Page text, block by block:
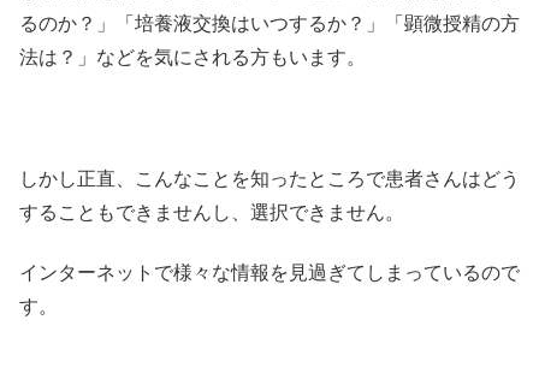
るのか？」「培養液交換はいつするか？」「顕微授精の方
法は？」などを気にされる方もいます。
しかし正直、こんなことを知ったところで患者さんはどう
することもできませんし、選択できません。
インターネットで様々な情報を見過ぎてしまっているので
す。